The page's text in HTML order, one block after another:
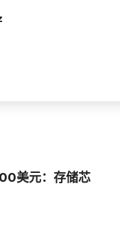
美元：存储芯